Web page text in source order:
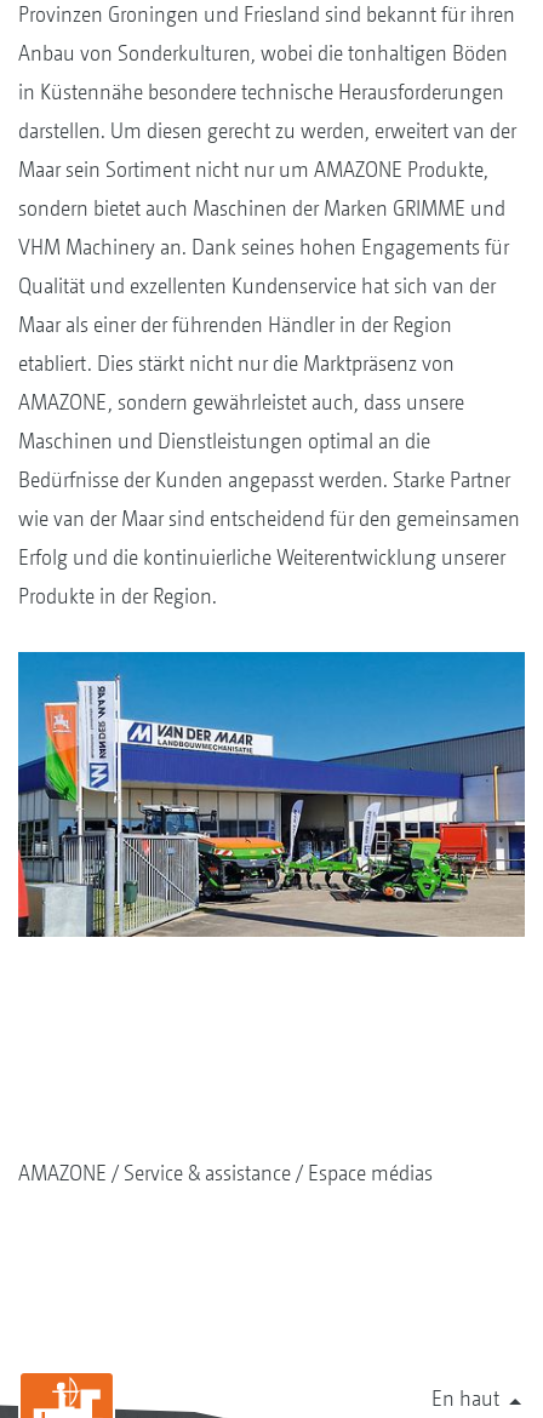
Provinzen Groningen und Friesland sind bekannt für ihren
Anbau von Sonderkulturen, wobei die tonhaltigen Böden
in Küstennähe besondere technische Herausforderungen
darstellen. Um diesen gerecht zu werden, erweitert van der
Maar sein Sortiment nicht nur um AMAZONE Produkte,
sondern bietet auch Maschinen der Marken GRIMME und
VHM Machinery an. Dank seines hohen Engagements für
Qualität und exzellenten Kundenservice hat sich van der
Maar als einer der führenden Händler in der Region
etabliert. Dies stärkt nicht nur die Marktpräsenz von
AMAZONE, sondern gewährleistet auch, dass unsere
Maschinen und Dienstleistungen optimal an die
Bedürfnisse der Kunden angepasst werden. Starke Partner
wie van der Maar sind entscheidend für den gemeinsamen
Erfolg und die kontinuierliche Weiterentwicklung unserer
Produkte in der Region.
AMAZONE Service & assistance Espace médias
En haut